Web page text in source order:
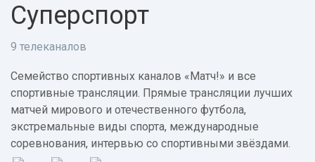
Суперспорт
9 телеканалов
Семейство спортивных каналов «Матч!» и все
спортивные трансляции. Прямые трансляции лучших
матчей мирового и отечественного футбола,
экстремальные виды спорта, международные
соревнования, интервью со спортивными звёздами.